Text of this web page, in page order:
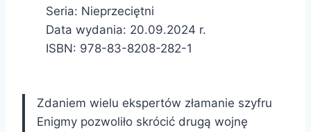
Seria: Nieprzeciętni
Data wydania: 20.09.2024 r.
ISBN: 978-83-8208-282-1
Zdaniem wielu ekspertów złamanie szyfru
Enigmy pozwoliło skrócić drugą wojnę